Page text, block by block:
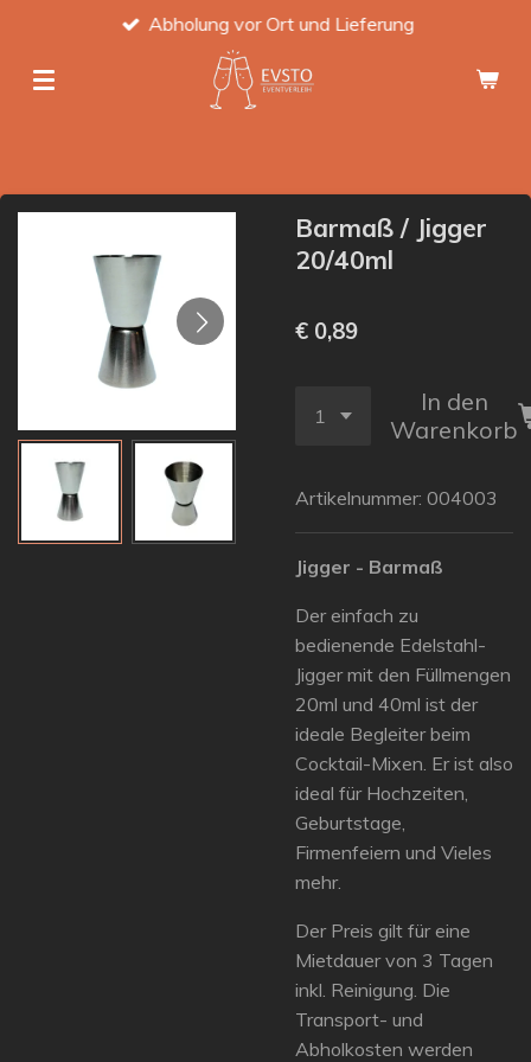
springen
Abholung vor Ort und Lieferung
Barmaß / Jigger
20/40ml
€ 0,89
In den
Warenkorb
Artikelnummer: 004003
Jigger - Barmaß
Der einfach zu
bedienende Edelstahl-
Jigger mit den Füllmengen
20ml und 40ml ist der
ideale Begleiter beim
Cocktail-Mixen. Er ist also
ideal für Hochzeiten,
Geburtstage,
Firmenfeiern und Vieles
mehr.
Der Preis gilt für eine
Mietdauer von 3 Tagen
inkl. Reinigung. Die
Transport- und
Abholkosten werden